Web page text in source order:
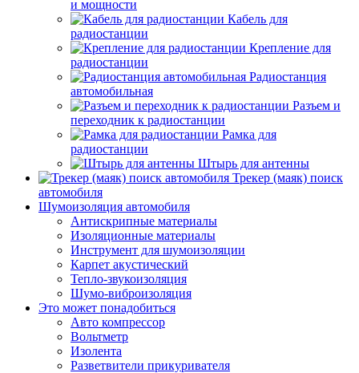
и мощности
Кабель для
радиостанции
Крепление для
радиостанции
Радиостанция
автомобильная
Разъем и
переходник к радиостанции
Рамка для
радиостанции
Штырь для антенны
Трекер (маяк) поиск
автомобиля
Шумоизоляция автомобиля
Антискрипные материалы
Изоляционные материалы
Инструмент для шумоизоляции
Карпет акустический
Тепло-звукоизоляция
Шумо-виброизоляция
Это может понадобиться
Авто компрессор
Вольтметр
Изолента
Разветвители прикуривателя